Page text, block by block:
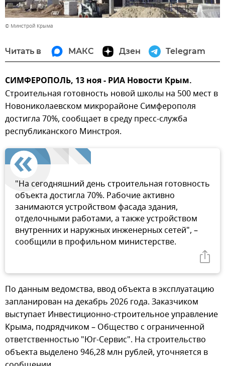
© Минстрой Крыма
Читать в МАКС Дзен Telegram
СИМФЕРОПОЛЬ, 13 ноя - РИА Новости Крым.
Строительная готовность новой школы на 500 мест в
Новониколаевском микрорайоне Симферополя
достигла 70%, сообщает в среду пресс-служба
республиканского Минстроя.
"На сегодняшний день строительная готовность
объекта достигла 70%. Рабочие активно
занимаются устройством фасада здания,
отделочными работами, а также устройством
внутренних и наружных инженерных сетей", –
сообщили в профильном министерстве.
По данным ведомства, ввод объекта в эксплуатацию
запланирован на декабрь 2026 года. Заказчиком
выступает Инвестиционно-строительное управление
Крыма, подрядчиком – Общество с ограниченной
ответственностью "Юг-Сервис". На строительство
объекта выделено 946,28 млн рублей, уточняется в